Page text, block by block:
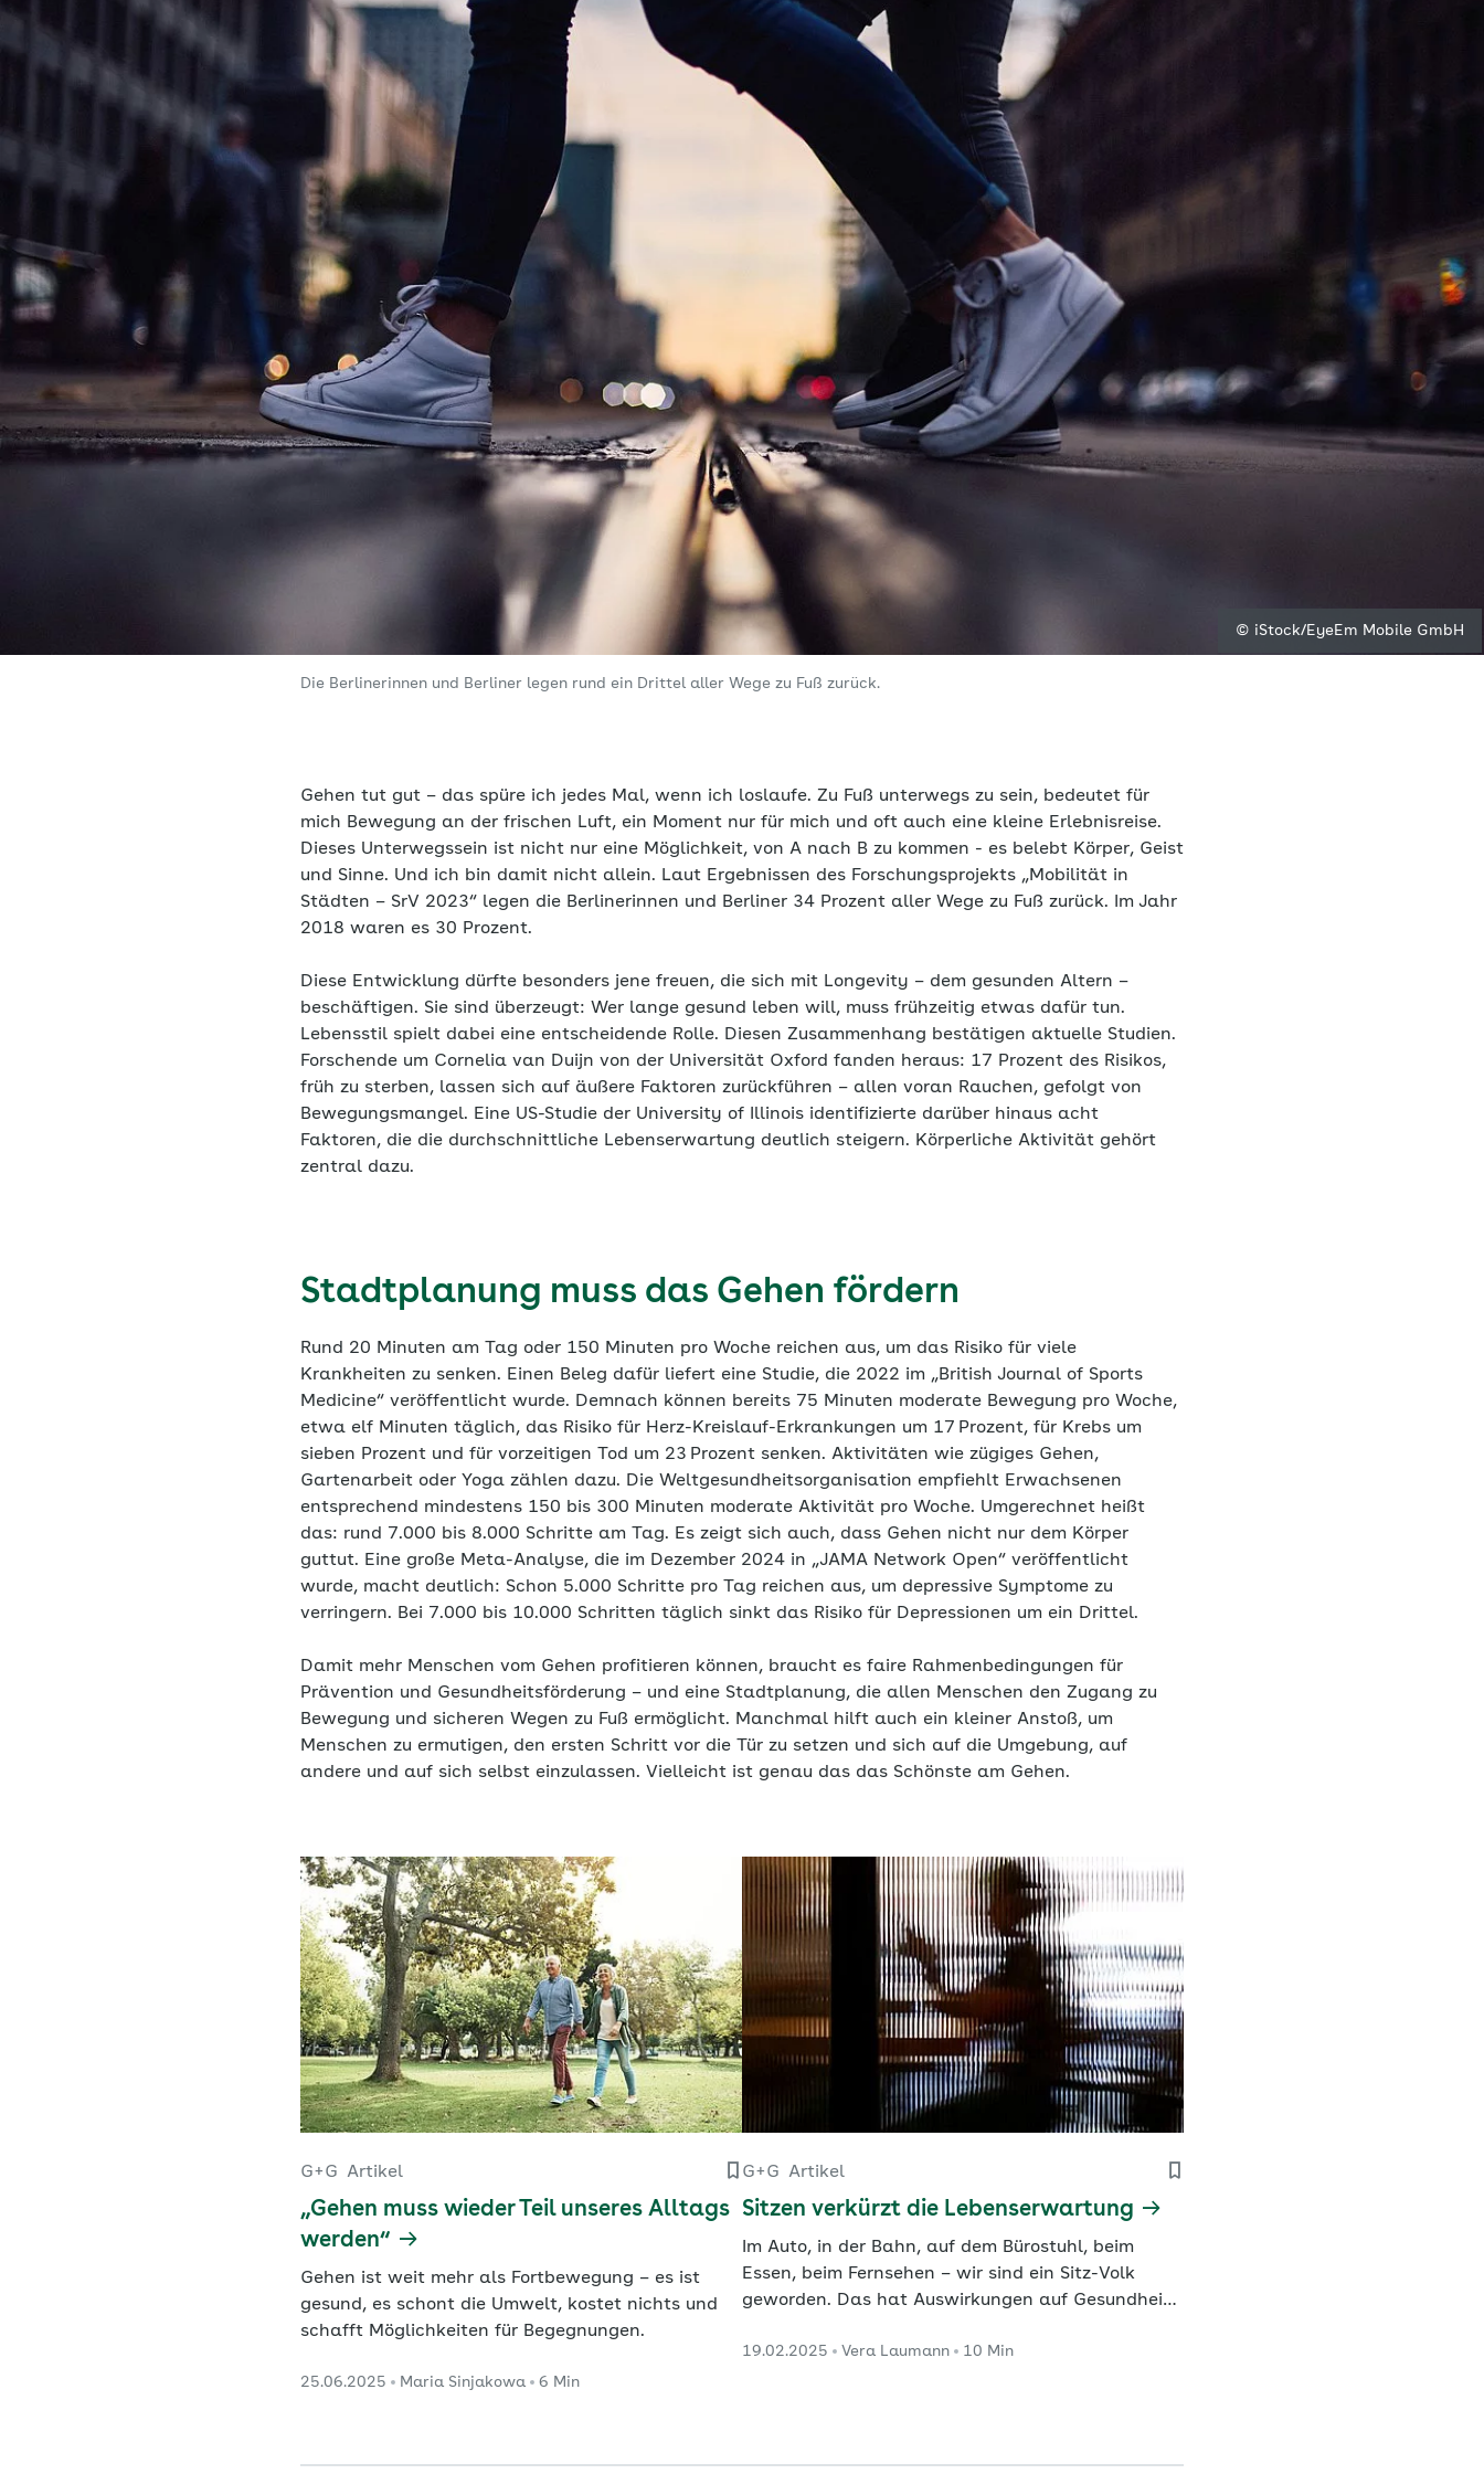
© iStock/EyeEm Mobile GmbH
Die Berlinerinnen und Berliner legen rund ein Drittel aller Wege zu Fuß zurück.
Gehen tut gut – das spüre ich jedes Mal, wenn ich loslaufe. Zu Fuß unterwegs zu sein, bedeutet für
mich Bewegung an der frischen Luft, ein Moment nur für mich und oft auch eine kleine Erlebnisreise.
Dieses Unterwegssein ist nicht nur eine Möglichkeit, von A nach B zu kommen - es belebt Körper, Geist
und Sinne. Und ich bin damit nicht allein. Laut Ergebnissen des Forschungsprojekts „Mobilität in
Städten – SrV 2023“ legen die Berlinerinnen und Berliner 34 Prozent aller Wege zu Fuß zurück. Im Jahr
2018 waren es 30 Prozent.
Diese Entwicklung dürfte besonders jene freuen, die sich mit Longevity – dem gesunden Altern –
beschäftigen. Sie sind überzeugt: Wer lange gesund leben will, muss frühzeitig etwas dafür tun.
Lebensstil spielt dabei eine entscheidende Rolle. Diesen Zusammenhang bestätigen aktuelle Studien.
Forschende um Cornelia van Duijn von der Universität Oxford fanden heraus: 17 Prozent des Risikos,
früh zu sterben, lassen sich auf äußere Faktoren zurückführen – allen voran Rauchen, gefolgt von
Bewegungsmangel. Eine US-Studie der University of Illinois identifizierte darüber hinaus acht
Faktoren, die die durchschnittliche Lebenserwartung deutlich steigern. Körperliche Aktivität gehört
zentral dazu.
Stadtplanung muss das Gehen fördern
Rund 20 Minuten am Tag oder 150 Minuten pro Woche reichen aus, um das Risiko für viele
Krankheiten zu senken. Einen Beleg dafür liefert eine Studie, die 2022 im „British Journal of Sports
Medicine“ veröffentlicht wurde. Demnach können bereits 75 Minuten moderate Bewegung pro Woche,
etwa elf Minuten täglich, das Risiko für Herz-Kreislauf-Erkrankungen um 17 Prozent, für Krebs um
sieben Prozent und für vorzeitigen Tod um 23 Prozent senken. Aktivitäten wie zügiges Gehen,
Gartenarbeit oder Yoga zählen dazu. Die Weltgesundheitsorganisation empfiehlt Erwachsenen
entsprechend mindestens 150 bis 300 Minuten moderate Aktivität pro Woche. Umgerechnet heißt
das: rund 7.000 bis 8.000 Schritte am Tag. Es zeigt sich auch, dass Gehen nicht nur dem Körper
guttut. Eine große Meta-Analyse, die im Dezember 2024 in „JAMA Network Open“ veröffentlicht
wurde, macht deutlich: Schon 5.000 Schritte pro Tag reichen aus, um depressive Symptome zu
verringern. Bei 7.000 bis 10.000 Schritten täglich sinkt das Risiko für Depressionen um ein Drittel.
Damit mehr Menschen vom Gehen profitieren können, braucht es faire Rahmenbedingungen für
Prävention und Gesundheitsförderung – und eine Stadtplanung, die allen Menschen den Zugang zu
Bewegung und sicheren Wegen zu Fuß ermöglicht. Manchmal hilft auch ein kleiner Anstoß, um
Menschen zu ermutigen, den ersten Schritt vor die Tür zu setzen und sich auf die Umgebung, auf
andere und auf sich selbst einzulassen. Vielleicht ist genau das das Schönste am Gehen.
G+G Artikel
„Gehen muss wieder Teil unseres Alltags
werden“
Gehen ist weit mehr als Fortbewegung – es ist
gesund, es schont die Umwelt, kostet nichts und
schafft Möglichkeiten für Begegnungen.
25.06.2025 Maria Sinjakowa 6 Min
G+G Artikel
Sitzen verkürzt die Lebenserwartung
Im Auto, in der Bahn, auf dem Bürostuhl, beim
Essen, beim Fernsehen – wir sind ein Sitz-Volk
geworden. Das hat Auswirkungen auf Gesundheit
19.02.2025 Vera Laumann 10 Min